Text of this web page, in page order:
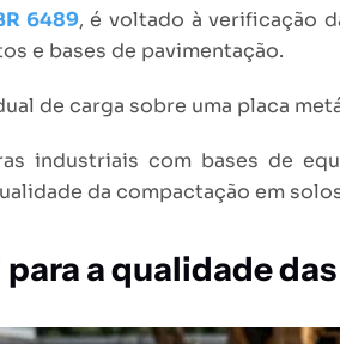
6489, é voltado à verificação
e bases de pavimentação.
de carga sobre uma placa
industriais com bases de
da compactação em
a qualidade